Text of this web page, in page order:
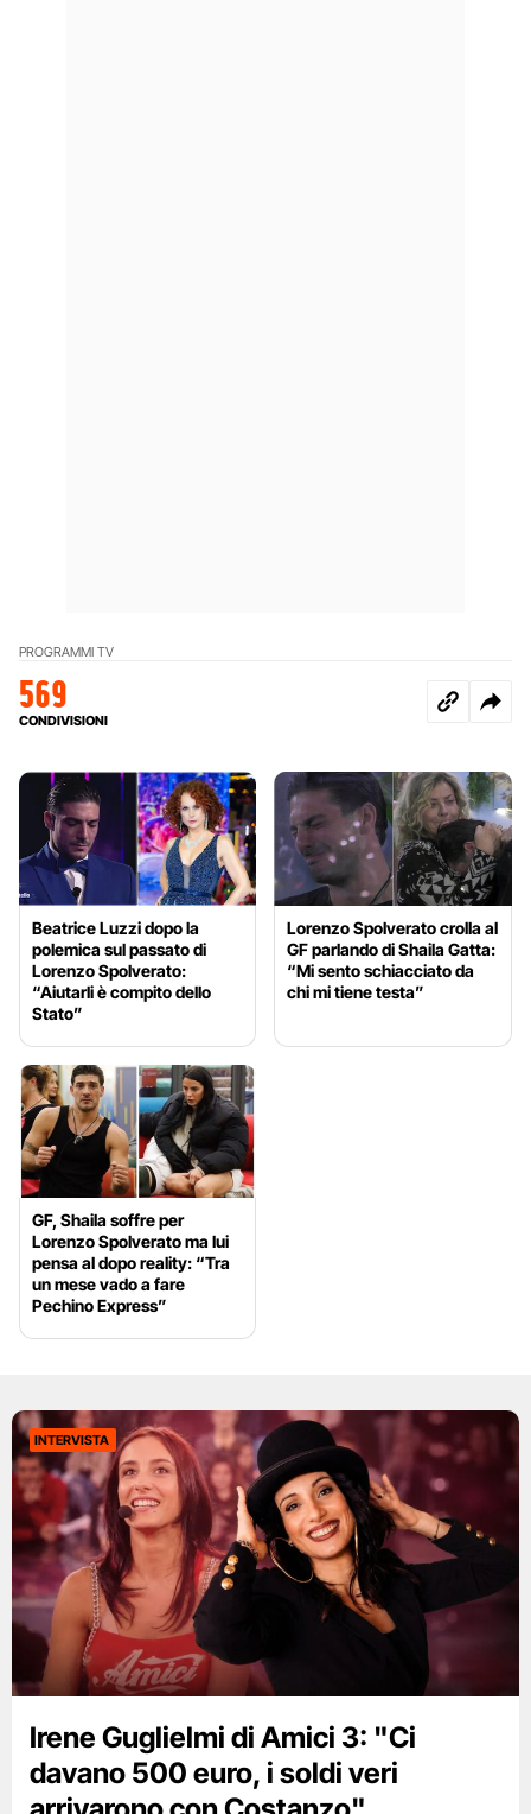
PROGRAMMI TV
569
CONDIVISIONI
Beatrice Luzzi dopo la
polemica sul passato di
Lorenzo Spolverato:
“Aiutarli è compito dello
Stato”
Lorenzo Spolverato crolla al
GF parlando di Shaila Gatta:
“Mi sento schiacciato da
chi mi tiene testa”
GF, Shaila soffre per
Lorenzo Spolverato ma lui
pensa al dopo reality: “Tra
un mese vado a fare
Pechino Express”
INTERVISTA
Irene Guglielmi di Amici 3: "Ci
davano 500 euro, i soldi veri